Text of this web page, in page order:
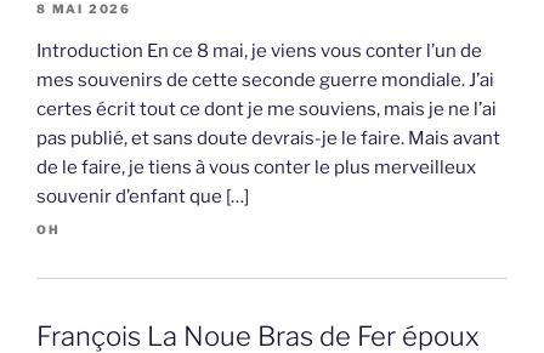
8 MAI 2026
Introduction En ce 8 mai, je viens vous conter l’un de
mes souvenirs de cette seconde guerre mondiale. J’ai
certes écrit tout ce dont je me souviens, mais je ne l’ai
pas publié, et sans doute devrais-je le faire. Mais avant
de le faire, je tiens à vous conter le plus merveilleux
souvenir d’enfant que […]
OH
François La Noue Bras de Fer époux